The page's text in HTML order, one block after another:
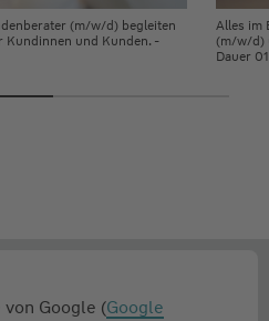
(m/w/d) begleiten
Kundinnen und Kunden. -
Alles im
(m/w/d)
Dauer
Google (Google